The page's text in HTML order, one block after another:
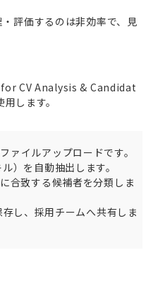
評価するのは非効率で、見
CV Analysis & Candidat
します。
ァイルアップロードです。
）を自動抽出します。
合致する候補者を分類しま
し、採用チームへ共有しま